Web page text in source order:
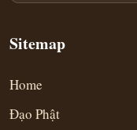
Sitemap
Home
Đạo Phật